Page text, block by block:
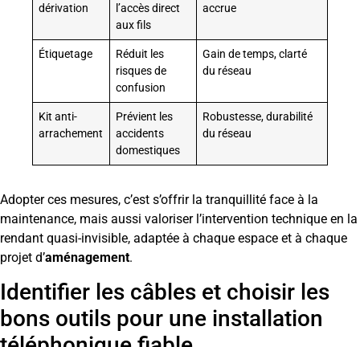
dérivation
l’accès direct
aux fils
accrue
Étiquetage
Réduit les
risques de
confusion
Gain de temps, clarté
du réseau
Kit anti-
arrachement
Prévient les
accidents
domestiques
Robustesse, durabilité
du réseau
Adopter ces mesures, c’est s’offrir la tranquillité face à la
maintenance, mais aussi valoriser l’intervention technique en la
rendant quasi-invisible, adaptée à chaque espace et à chaque
projet d’aménagement.
Identifier les câbles et choisir les
bons outils pour une installation